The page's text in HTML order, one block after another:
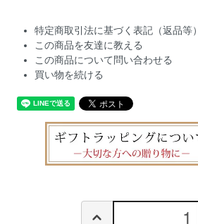
特定商取引法に基づく表記（返品等）
この商品を友達に教える
この商品について問い合わせる
買い物を続ける